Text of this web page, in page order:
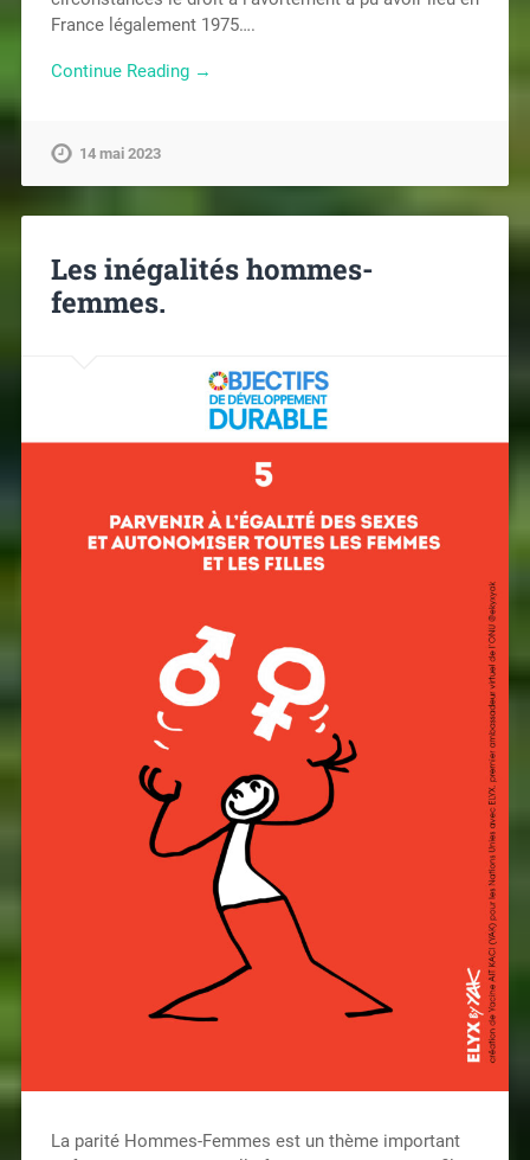
France légalement 1975….
Continue Reading →
14 mai 2023
Les inégalités hommes-
femmes.
La parité Hommes-Femmes est un thème important